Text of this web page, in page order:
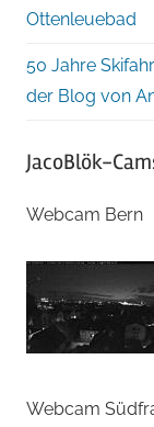
Ottenleuebad
50 Jahre
der Blog von
JacoBlök-
Webcam Bern
Webcam